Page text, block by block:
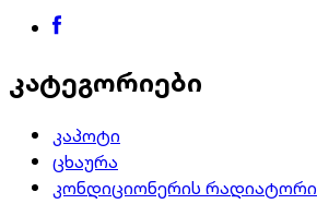
კატეგორიები
კაპოტი
ცხაურა
კონდიციონერის რადიატორი